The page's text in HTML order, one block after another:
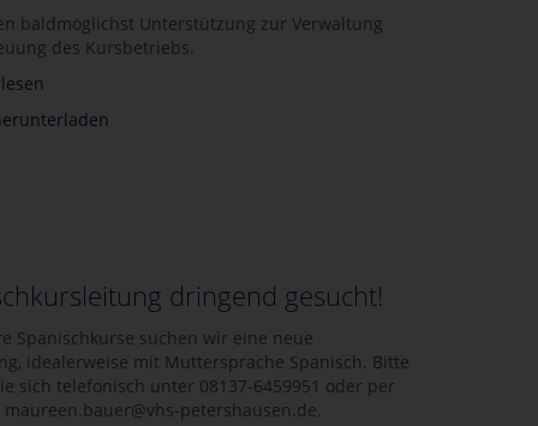
baldmöglichst Unterstützung zur Verwaltung
des Kursbetriebs.
dringend gesucht!
Spanischkurse suchen wir eine neue
idealerweise mit Muttersprache Spanisch. Bitte
sich telefonisch unter 08137-6459951 oder per
maureen.bauer@vhs-petershausen.de.